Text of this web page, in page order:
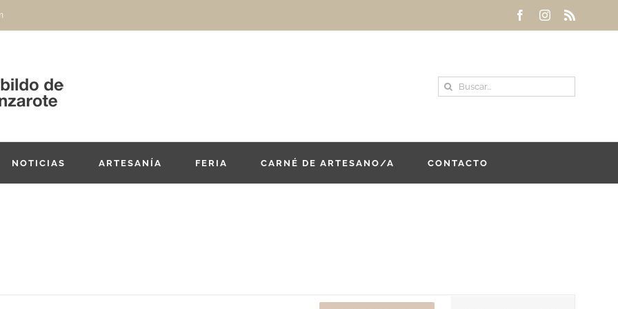
FacebookInstagram
Buscar:
NOTICIAS ARTESANÍA FERIA CARNÉ DE ARTESANO/A CONTACTO